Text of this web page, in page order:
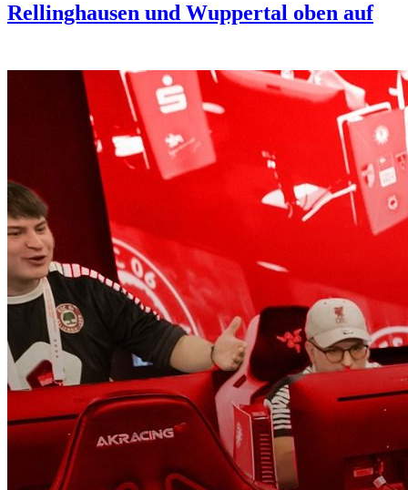
Rellinghausen und Wuppertal oben auf